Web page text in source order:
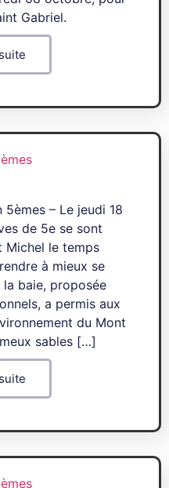
Gabriel.
5èmes – Le jeudi 18
de 5e se sont
Michel le temps
à mieux se
baie, proposée
a permis aux
du Mont
sables […]